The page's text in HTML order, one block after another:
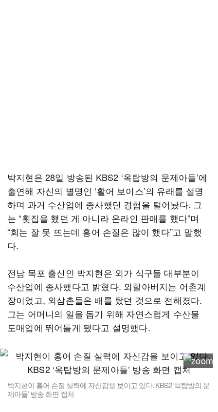
박지현은 28일 방송된 KBS2 ‘옥탑방의 문제아들’에
출연해 자신의 별명인 ‘활어 보이스’의 유래를 설명
하며 과거 수산업에 종사했던 경험을 털어놨다. 그
는 “횟집을 했던 게 아니라 온라인 판매를 했다”며
“회는 잘 못 뜨는데 홍어 손질은 많이 했다”고 말했
다.
전남 목포 출신인 박지현은 외가 식구들 대부분이
수산업에 종사했다고 밝혔다. 외할아버지는 어촌계
장이었고, 외삼촌들은 배를 탔던 것으로 전해졌다.
그는 어머니의 일을 돕기 위해 자연스럽게 수산물
도매업에 뛰어들게 됐다고 설명했다.
박지현이 홍어 손질 실력에 자신감을 보이고 있다. KBS2 ‘옥탑방의 문
제아들’ 방송 화면 캡처